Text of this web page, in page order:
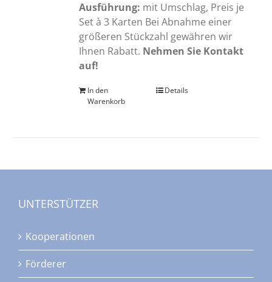
Ausführung: mit Umschlag, Preis je
Set à 3 Karten Bei Abnahme einer
größeren Stückzahl gewähren wir
Ihnen Rabatt. Nehmen Sie Kontakt
auf!
In den
Warenkorb
Details
UNTERSTÜTZER
Kooperationen
Förderer